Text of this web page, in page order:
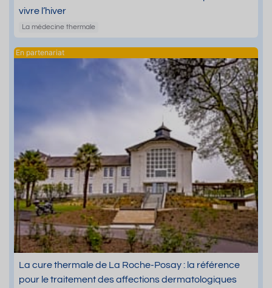
vivre l’hiver
La médecine thermale
La cure thermale de La Roche-Posay : la référence
pour le traitement des affections dermatologiques